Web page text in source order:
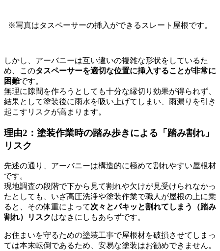
※写真はタスペーサーの挿入ができるスレート屋根です。
しかし、アーバニーは互い違いの複雑な形状をしているた
め、このタスペーサーを適切な位置に挿入することが非常に
困難です。
無理に隙間を作ろうとしても十分な縁切り効果が得られず、
結果として塗装後に雨水を吸い上げてしまい、雨漏りを引き
起こすリスクが高まります。
理由2：塗装作業時の踏み歩きによる「踏み割れ」
リスク
先述の通り、アーバニーは構造的に極めて割れやすい屋根材
です。
現地調査の段階で下から見て割れや欠けが見受けられなかっ
たとしても、いざ高圧洗浄や塗装作業で職人が屋根の上に乗
ると、その体重によって次々とパキッと割れてしまう（踏み
割れ）リスクはなきにしもあらずです。
お住まいを守るための塗装工事で屋根材を破損させてしまっ
ては本末転倒であるため、安易な塗装はお勧めできません。